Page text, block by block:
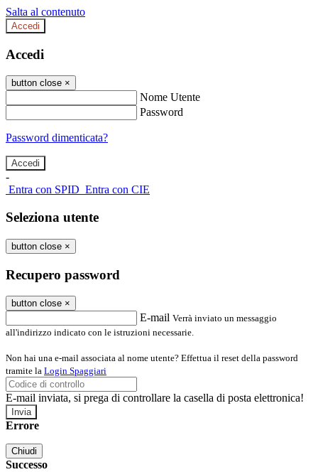
Salta al contenuto
Accedi
Accedi
button close ×
Nome Utente
Password
Password dimenticata?
-
Entra con SPID Entra con CIE
Seleziona utente
button close ×
Recupero password
button close ×
E-mail Verrà inviato un messaggio
all'indirizzo indicato con le istruzioni necessarie.
Non hai una e-mail associata al nome utente? Effettua il reset della password
tramite la Login Spaggiari
E-mail inviata, si prega di controllare la casella di posta elettronica!
Errore
Chiudi
Successo